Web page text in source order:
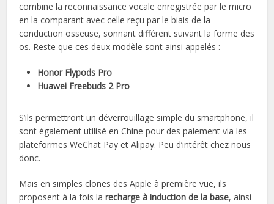
combine la reconnaissance vocale enregistrée par le micro
en la comparant avec celle reçu par le biais de la
conduction osseuse, sonnant différent suivant la forme des
os. Reste que ces deux modèle sont ainsi appelés :
Honor Flypods Pro
Huawei Freebuds 2 Pro
S’ils permettront un déverrouillage simple du smartphone, il
sont également utilisé en Chine pour des paiement via les
plateformes WeChat Pay et Alipay. Peu d’intérêt chez nous
donc.
Mais en simples clones des Apple à première vue, ils
proposent à la fois larecharge à induction de la base, ainsi